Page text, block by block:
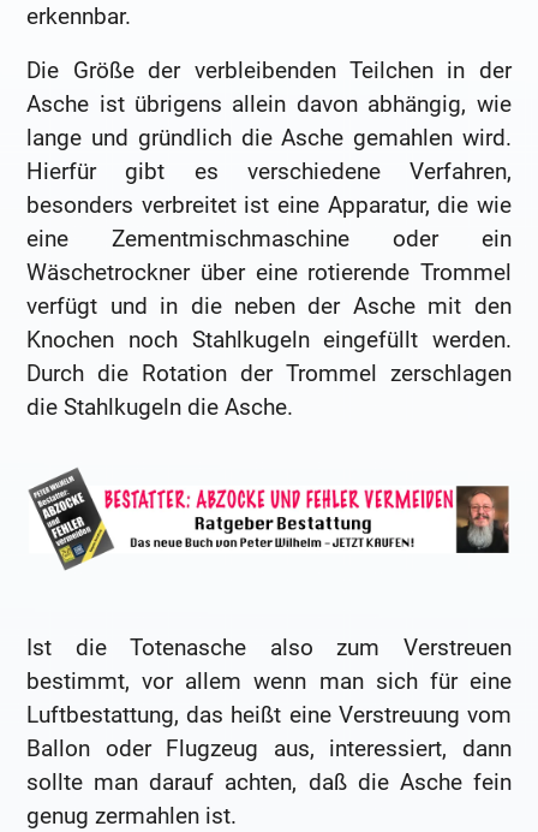
erkennbar.
Die Größe der verbleibenden Teilchen in der
Asche ist übrigens allein davon abhängig, wie
lange und gründlich die Asche gemahlen wird.
Hierfür gibt es verschiedene Verfahren,
besonders verbreitet ist eine Apparatur, die wie
eine Zementmischmaschine oder ein
Wäschetrockner über eine rotierende Trommel
verfügt und in die neben der Asche mit den
Knochen noch Stahlkugeln eingefüllt werden.
Durch die Rotation der Trommel zerschlagen
die Stahlkugeln die Asche.
Ist die Totenasche also zum Verstreuen
bestimmt, vor allem wenn man sich für eine
Luftbestattung, das heißt eine Verstreuung vom
Ballon oder Flugzeug aus, interessiert, dann
sollte man darauf achten, daß die Asche fein
genug zermahlen ist.